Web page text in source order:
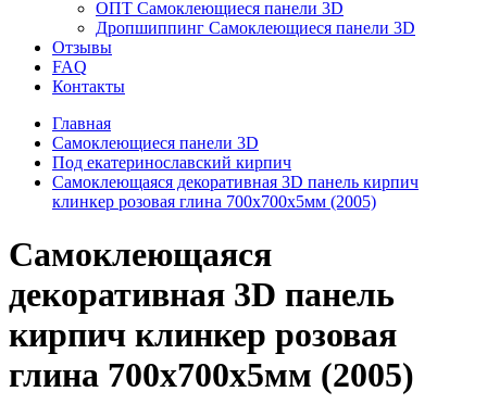
ОПТ Самоклеющиеся панели 3D
Дропшиппинг Самоклеющиеся панели 3D
Отзывы
FAQ
Контакты
Главная
Самоклеющиеся панели 3D
Под екатеринославский кирпич
Самоклеющаяся декоративная 3D панель кирпич
клинкер розовая глина 700x700x5мм (2005)
Самоклеющаяся
декоративная 3D панель
кирпич клинкер розовая
глина 700x700x5мм (2005)